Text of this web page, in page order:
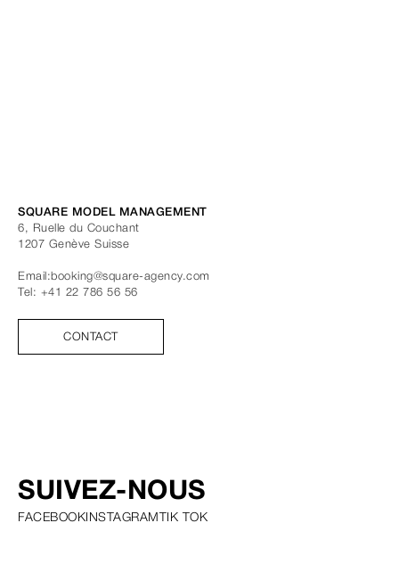
SQUARE MODEL MANAGEMENT
6, Ruelle du Couchant
1207 Genève Suisse
Email:booking@square-agency.com
Tel: +41 22 786 56 56
CONTACT
SUIVEZ-NOUS
FACEBOOK INSTAGRAM TIK TOK